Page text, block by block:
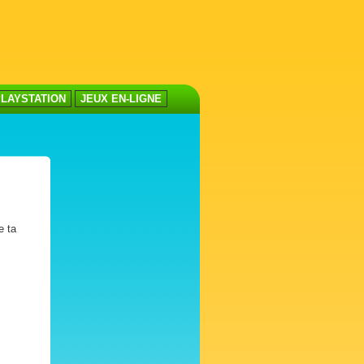
JEUX EN-LIGNE
ta